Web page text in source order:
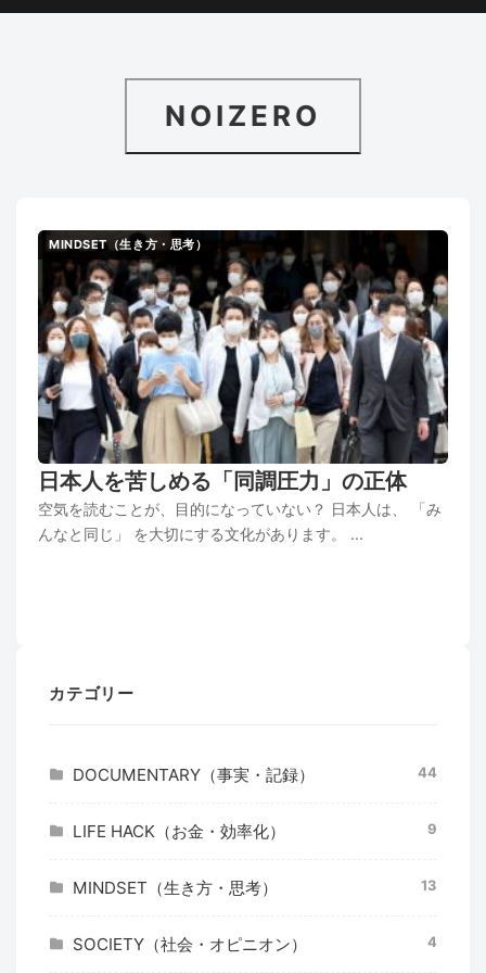
NOIZERO
MINDSET（生き方・思考）
日本人を苦しめる「同調圧力」の正体
空気を読むことが、目的になっていない？ 日本人は、 「み
んなと同じ」 を大切にする文化があります。 ...
カテゴリー
DOCUMENTARY（事実・記録） 44
LIFE HACK（お金・効率化） 9
MINDSET（生き方・思考） 13
SOCIETY（社会・オピニオン） 4